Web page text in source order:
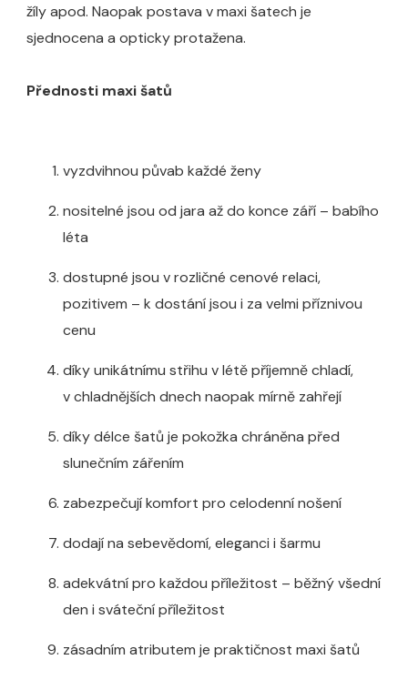
žíly apod. Naopak postava v maxi šatech je
sjednocena a opticky protažena.
Přednosti maxi šatů
vyzdvihnou půvab každé ženy
nositelné jsou od jara až do konce září – babího
léta
dostupné jsou v rozličné cenové relaci,
pozitivem – k dostání jsou i za velmi příznivou
cenu
díky unikátnímu střihu v létě příjemně chladí,
v chladnějších dnech naopak mírně zahřejí
díky délce šatů je pokožka chráněna před
slunečním zářením
zabezpečují komfort pro celodenní nošení
dodají na sebevědomí, eleganci i šarmu
adekvátní pro každou příležitost – běžný všední
den i sváteční příležitost
zásadním atributem je praktičnost maxi šatů